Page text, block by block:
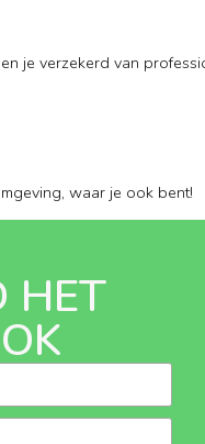
je verzekerd van
waar je ook bent!
HET